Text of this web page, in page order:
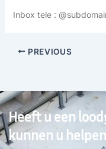
Inbox tele :
PREVIOUS
Heeft u een
kunnen u